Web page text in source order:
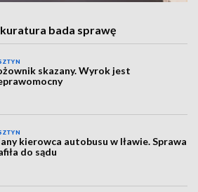
bada sprawę
skazany. Wyrok jest
kierowca autobusu w Iławie. Sprawa
do sądu